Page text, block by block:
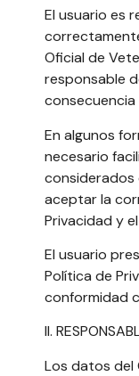
El usuario es
Oficial de
responsable
En algunos
necesario
considerados
aceptar la
Privacidad y
El usuario
Política de
conformidad
II.
Los datos del